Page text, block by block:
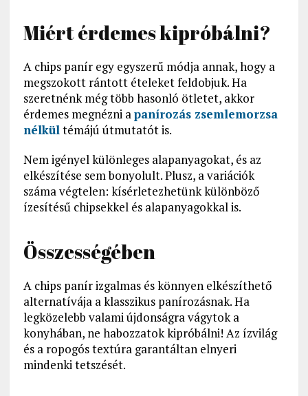
Miért érdemes kipróbálni?
A chips panír egy egyszerű módja annak, hogy a
megszokott rántott ételeket feldobjuk. Ha
szeretnénk még több hasonló ötletet, akkor
érdemes megnézni apanírozás zsemlemorzsa
nélkültémájú útmutatót is.
Nem igényel különleges alapanyagokat, és az
elkészítése sem bonyolult. Plusz, a variációk
száma végtelen: kísérletezhetünk különböző
ízesítésű chipsekkel és alapanyagokkal is.
Összességében
A chips panír izgalmas és könnyen elkészíthető
alternatívája a klasszikus panírozásnak. Ha
legközelebb valami újdonságra vágytok a
konyhában, ne habozzatok kipróbálni! Az ízvilág
és a ropogós textúra garantáltan elnyeri
mindenki tetszését.